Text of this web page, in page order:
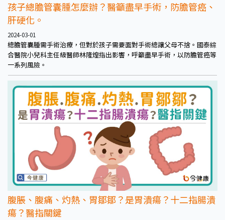
孩子總膽管囊腫怎麼辦？醫籲盡早手術，防膽管癌、
肝硬化。
2024-03-01
總膽管囊腫需手術治療，但對於孩子需要面對手術總讓父母不捨。國泰綜
合醫院小兒科主任級醫師林隆煌指出影響，呼籲盡早手術，以防膽管癌等
一系列風險。
腹脹、腹痛、灼熱、胃鄒鄒？是胃潰瘍？十二指腸潰
瘍？醫指關鍵